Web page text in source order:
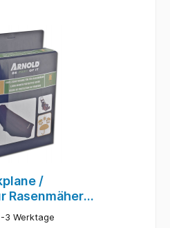
/
Rasenmäher
3 Werktage